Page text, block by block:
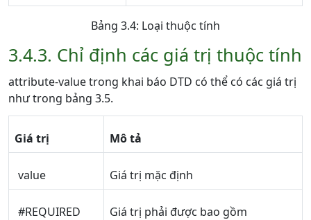
Bảng 3.4: Loại thuộc tính
3.4.3. Chỉ định các giá trị thuộc tính
attribute-value trong khai báo DTD có thể có các giá trị
như trong bảng 3.5.
Giá trị Mô tả
value Giá trị mặc định
#REQUIRED Giá trị phải được bao gồm